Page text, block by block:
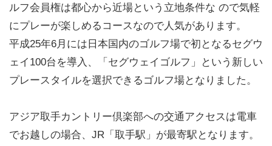
ルフ会員権は都心から近場という立地条件な ので気軽
にプレーが楽しめるコースなので人気があります。
平成25年6月には日本国内のゴルフ場で初となるセグウ
ェイ100台を導入、「セグウェイゴルフ」という新しい
プレースタイルを選択できるゴルフ場となりました。
アジア取手カントリー倶楽部への交通アクセスは電車
でお越しの場合、JR「取手駅」が最寄駅となります。